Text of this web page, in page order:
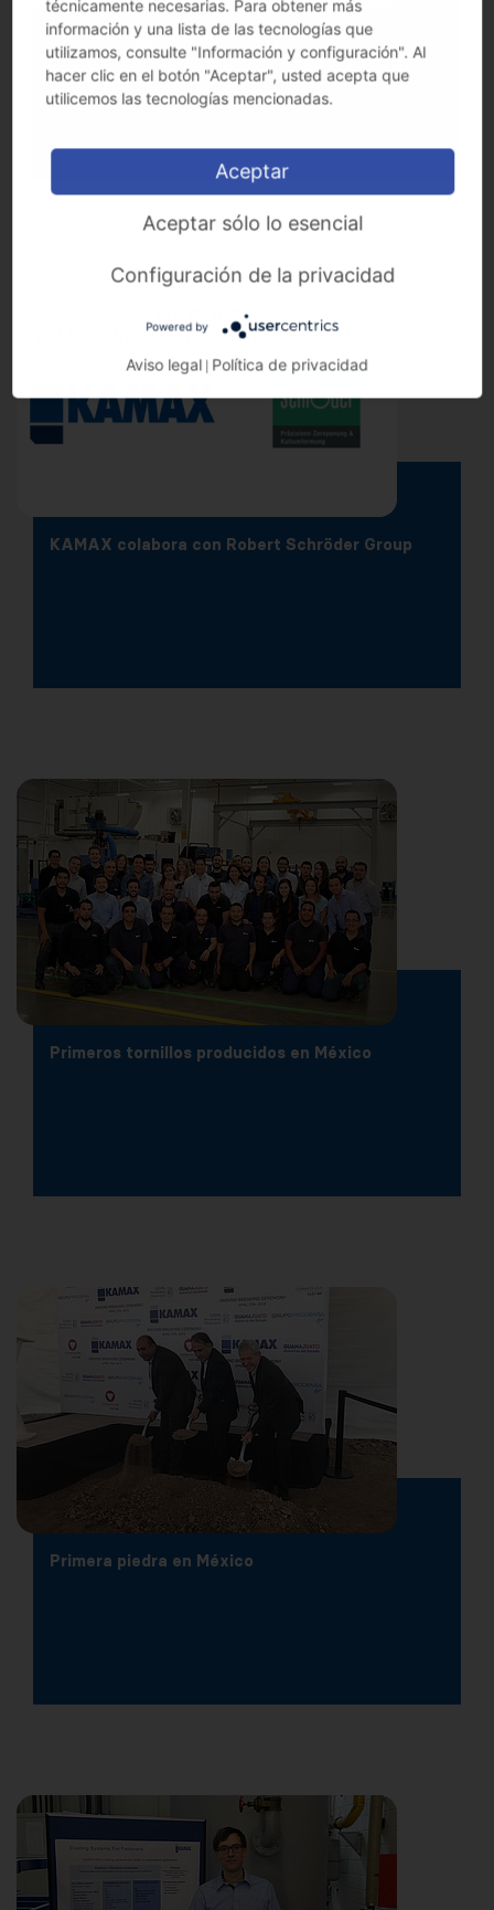
Nexineer digitaliza el Grupo KAMAX
KAMAX colabora con Robert Schröder Group
Primeros tornillos producidos en México
Primera piedra en México
técnicamente necesarias. Para obtener más
información y una lista de las tecnologías que
utilizamos, consulte "Información y configuración". Al
hacer clic en el botón "Aceptar", usted acepta que
utilicemos las tecnologías mencionadas.
Aceptar
Aceptar sólo lo esencial
Configuración de la privacidad
Powered by
Aviso legal Política de privacidad